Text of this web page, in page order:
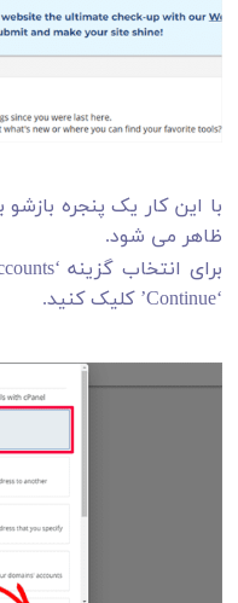
با این کار یک پنجره
ظاهر می شود.
‘Continue’ کلیک کنید.